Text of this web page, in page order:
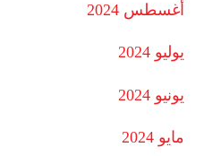
أغسطس 2024
يوليو 2024
يونيو 2024
مايو 2024